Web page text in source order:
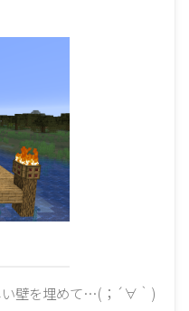
い壁を埋めて…(；´∀｀)